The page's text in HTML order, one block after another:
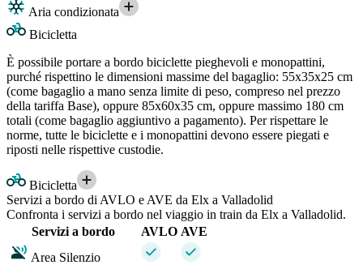
Aria condizionata
Bicicletta
È possibile portare a bordo biciclette pieghevoli e monopattini,
purché rispettino le dimensioni massime del bagaglio: 55x35x25 cm
(come bagaglio a mano senza limite di peso, compreso nel prezzo
della tariffa Base), oppure 85x60x35 cm, oppure massimo 180 cm
totali (come bagaglio aggiuntivo a pagamento). Per rispettare le
norme, tutte le biciclette e i monopattini devono essere piegati e
riposti nelle rispettive custodie.
Bicicletta
Servizi a bordo di AVLO e AVE da Elx a Valladolid
Confronta i servizi a bordo nel viaggio in train da Elx a Valladolid.
Servizi a bordo
AVLO AVE
Area Silenzio